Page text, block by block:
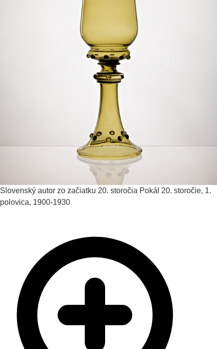
Slovenský autor zo začiatku 20. storočia Pokál 20. storočie, 1.
polovica, 1900-1930